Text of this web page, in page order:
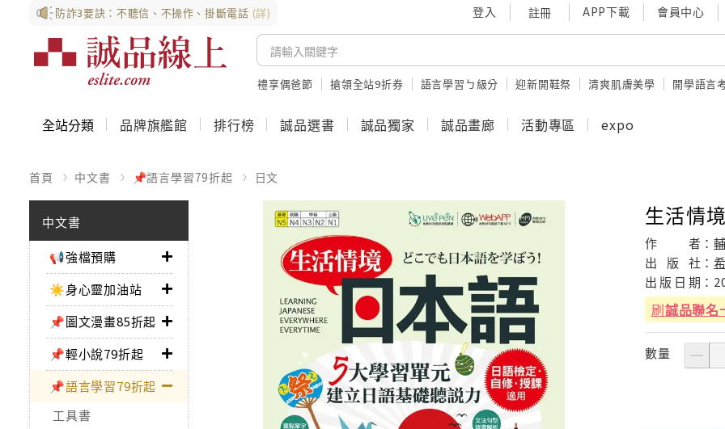
防詐3要訣：不聽信、不操作、掛斷電話 (詳) 登入 註冊 APP下載 會員中心
禮享偶爸節 搶領全站9折券 語言學習ㄅ級分 迎新開鞋祭 清爽肌膚美學 開學語言
全站分類 品牌旗艦館 排行榜 誠品選書 誠品獨家 誠品畫廊 活動專區 expo
首頁 中文書 📌語言學習79折起 日文
中文書
📢強檔預購
☀️身心靈加油站
📌圖文漫畫85折起
📌輕小說79折起
📌語言學習79折起
工具書
生活情
作 者：
出
版 社：
出 版 日 期：
刷誠品聯名
數量